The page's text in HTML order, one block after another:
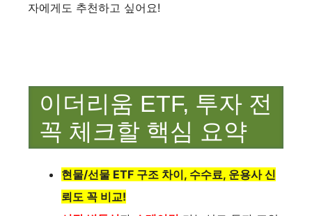
자에게도 추천하고 싶어요!
이더리움 ETF, 투자 전
꼭 체크할 핵심 요약
현물/선물 ETF 구조 차이, 수수료, 운용사 신
뢰도 꼭 비교!